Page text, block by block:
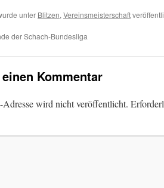
unter Blitzen, Vereinsmeisterschaft
der Schach-Bundesliga
Kommentar
wird nicht veröffentlicht.